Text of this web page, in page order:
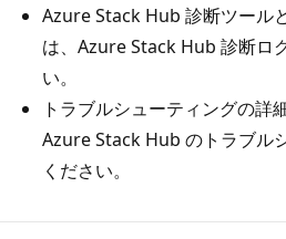
Azure Stack Hub 診断ツール
は、Azure Stack Hub 診断ロ
い。
トラブルシューティングの
Azure Stack Hub のトラブル
ください。